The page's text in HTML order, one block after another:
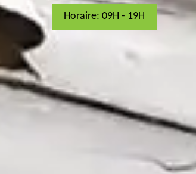
Horaire: 09H - 19H